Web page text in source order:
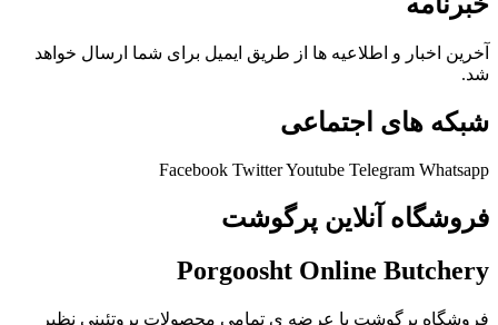
آخرین اخبار و اطلاعیه ها از طریق ایمیل برای شما ارسال خواهد
شد.
شبکه های اجتماعی
Facebook TwitterYoutube Telegram Whatsapp
فروشگاه آنلاین پرگوشت
Porgoosht Online Butchery
فروشگاه پرگوشت با عرضه ی تمامی محصولات پروتئینی نظیر